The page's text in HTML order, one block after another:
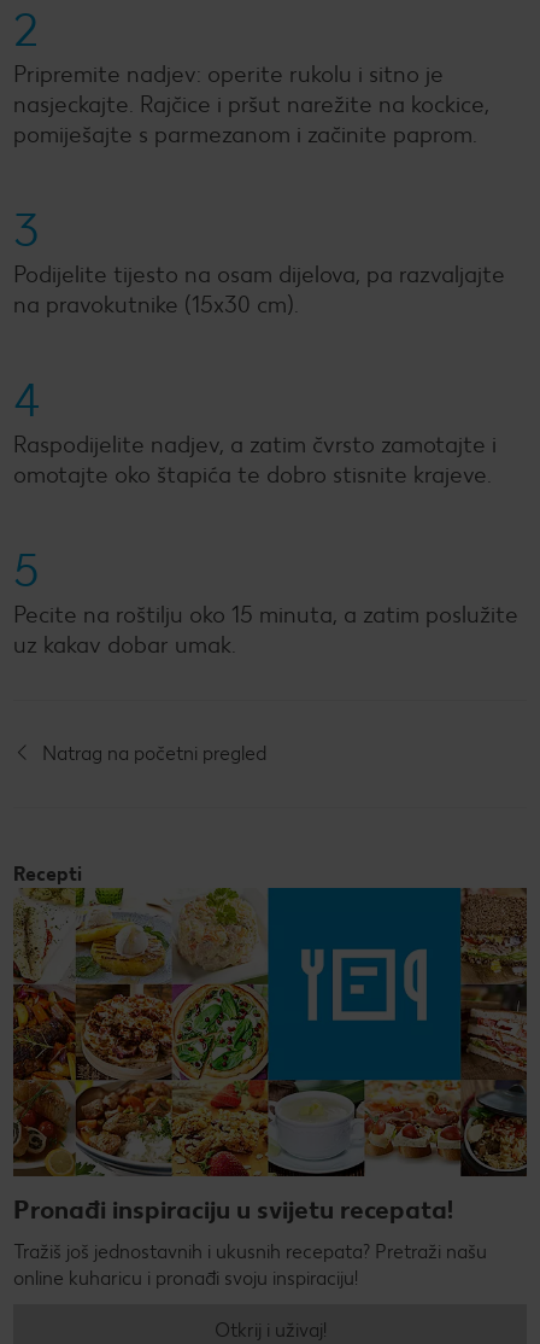
2
Pripremite nadjev: operite rukolu i sitno je
nasjeckajte. Rajčice i pršut narežite na kockice,
pomiješajte s parmezanom i začinite paprom.
3
Podijelite tijesto na osam dijelova, pa razvaljajte
na pravokutnike (15x30 cm).
4
Raspodijelite nadjev, a zatim čvrsto zamotajte i
omotajte oko štapića te dobro stisnite krajeve.
5
Pecite na roštilju oko 15 minuta, a zatim poslužite
uz kakav dobar umak.
Natrag na početni pregled
Recepti
Pronađi inspiraciju u svijetu recepata!
Tražiš još jednostavnih i ukusnih recepata? Pretraži našu
online kuharicu i pronađi svoju inspiraciju!
Otkrij i uživaj!